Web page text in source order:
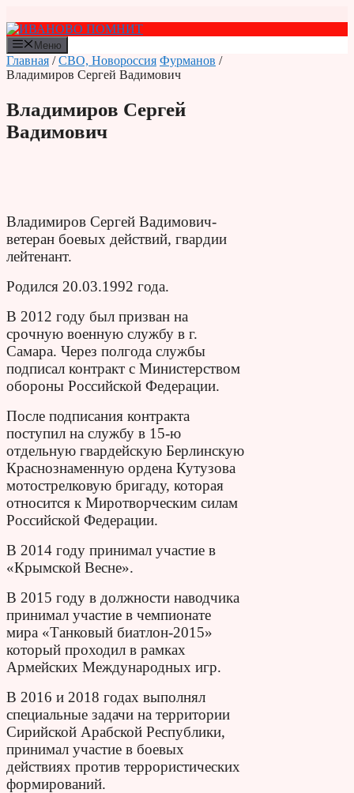
к
содержимому
Меню
Главная /СВО, Новороссия Фурманов /
Владимиров Сергей Вадимович
Владимиров Сергей
Вадимович
Владимиров Сергей Вадимович-
ветеран боевых действий, гвардии
лейтенант.
Родился 20.03.1992 года.
В 2012 году был призван на
срочную военную службу в г.
Самара. Через полгода службы
подписал контракт с Министерством
обороны Российской Федерации.
После подписания контракта
поступил на службу в 15-ю
отдельную гвардейскую Берлинскую
Краснознаменную ордена Кутузова
мотострелковую бригаду, которая
относится к Миротворческим силам
Российской Федерации.
В 2014 году принимал участие в
«Крымской Весне».
В 2015 году в должности наводчика
принимал участие в чемпионате
мира «Танковый биатлон-2015»
который проходил в рамках
Армейских Международных игр.
В 2016 и 2018 годах выполнял
специальные задачи на территории
Сирийской Арабской Республики,
принимал участие в боевых
действиях против террористических
формирований.